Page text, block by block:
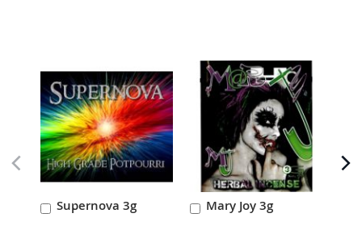
Supernova 3g
In
Mary Joy 3g
In